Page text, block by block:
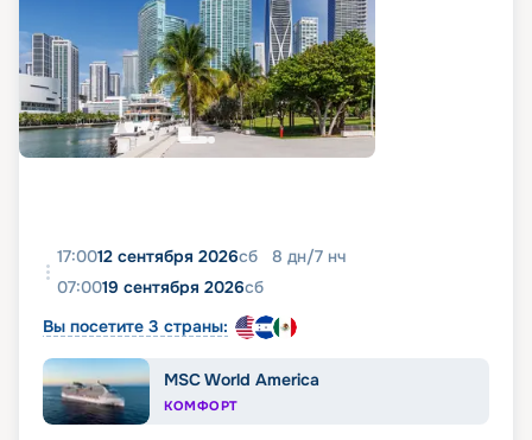
17:0012 сентября 2026сб 8 дн/7 нч
07:0019 сентября 2026сб
Вы посетите 3 страны:
MSC World America
КОМФОРТ